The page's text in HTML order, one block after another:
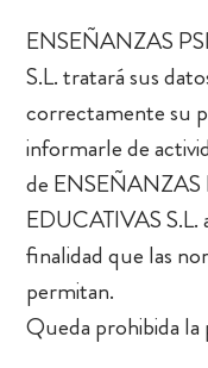
ENSEÑANZAS
S.L. tratará sus
correctamente su
informarle de
de
EDUCATIVAS
finalidad que las
permitan.
Queda prohibida